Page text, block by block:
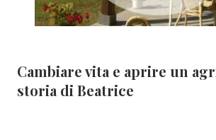
Cambiare vita e aprire un
storia di Beatrice